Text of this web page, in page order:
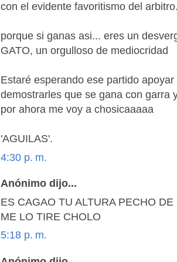
con el evidente favoritismo del
porque si ganas asi... eres un
GATO, un orgulloso de mediocridad
Estaré esperando ese partido
demostrarles que se gana con garra
por ahora me voy a chosicaaaaa
'AGUILAS'.
4:30 p. m.
Anónimo dijo...
ES CAGAO TU ALTURA PECHO
ME LO TIRE CHOLO
5:18 p. m.